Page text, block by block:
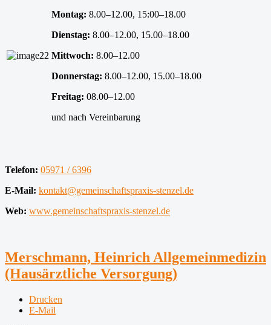
Montag: 8.00–12.00, 15:00–18.00
Dienstag: 8.00–12.00, 15.00–18.00
Mittwoch: 8.00–12.00
Donnerstag: 8.00–12.00, 15.00–18.00
Freitag: 08.00–12.00
und nach Vereinbarung
Telefon: 05971 / 6396
E-Mail: kontakt@gemeinschaftspraxis-stenzel.de
Web: www.gemeinschaftspraxis-stenzel.de
Merschmann, Heinrich Allgemeinmedizin
(Hausärztliche Versorgung)
Drucken
E-Mail